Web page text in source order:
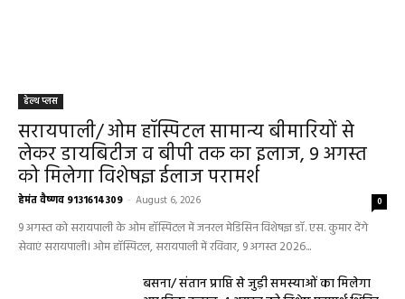
हेल्थ प्लस
सरायपाली/ ओम हॉस्पिटल सामान्य बीमारियों से
लेकर डायबिटीज व बीपी तक का इलाज, 9 अगस्त
को मिलेगा विशेषज्ञ ईलाज परामर्श
हेमंत वैष्णव 9131614309 - August 6, 2026 0
9 अगस्त को सरायपाली के ओम हॉस्पिटल में जनरल मेडिसिन विशेषज्ञ डॉ. एस. कुमार देंगे
सेवाएं सरायपाली। ओम हॉस्पिटल, सरायपाली में रविवार, 9 अगस्त 2026...
बसना/ संतान प्राप्ति से जुड़ी समस्याओं का मिलेगा